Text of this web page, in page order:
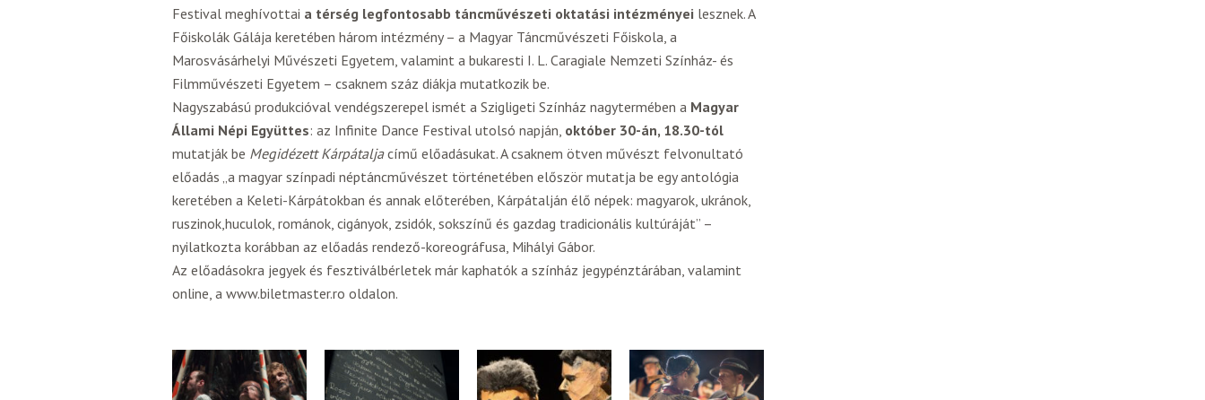
Festival meghívottai a térség legfontosabb táncművészeti oktatási intézményei lesznek. A
Főiskolák Gálája keretében három intézmény – a Magyar Táncművészeti Főiskola, a
Marosvásárhelyi Művészeti Egyetem, valamint a bukaresti I. L. Caragiale Nemzeti Színház- és
Filmművészeti Egyetem – csaknem száz diákja mutatkozik be.
Nagyszabású produkcióval vendégszerepel ismét a Szigligeti Színház nagytermében a Magyar
Állami Népi Együttes: az Infinite Dance Festival utolsó napján, október 30-án, 18.30-tól
mutatják be Megidézett Kárpátaljacímű előadásukat. A csaknem ötven művészt felvonultató
előadás „a magyar színpadi néptáncművészet történetében először mutatja be egy antológia
keretében a Keleti-Kárpátokban és annak előterében, Kárpátalján élő népek: magyarok, ukránok,
ruszinok,huculok, románok, cigányok, zsidók, sokszínű és gazdag tradicionális kultúráját” –
nyilatkozta korábban az előadás rendező-koreográfusa, Mihályi Gábor.
Az előadásokra jegyek és fesztiválbérletek már kaphatók a színház jegypénztárában, valamint
online, a www.biletmaster.ro oldalon.